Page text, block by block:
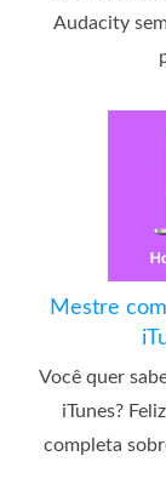
Audacity
Mestre
Você quer
iTunes?
completa